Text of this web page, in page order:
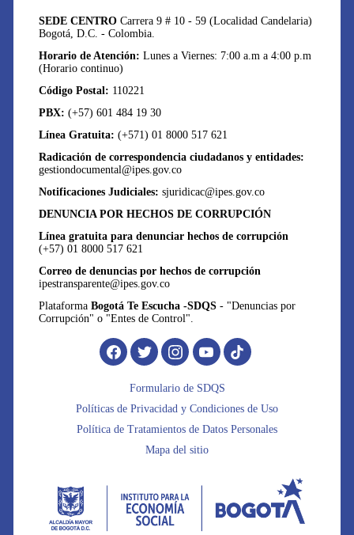
SEDE CENTRO Carrera 9 # 10 - 59 (Localidad Candelaria)
Bogotá, D.C. - Colombia.
Horario de Atención: Lunes a Viernes: 7:00 a.m a 4:00 p.m
(Horario continuo)
Código Postal: 110221
PBX: (+57) 601 484 19 30
Línea Gratuita: (+571) 01 8000 517 621
Radicación de correspondencia ciudadanos y entidades:
gestiondocumental@ipes.gov.co
Notificaciones Judiciales: sjuridicac@ipes.gov.co
DENUNCIA POR HECHOS DE CORRUPCIÓN
Línea gratuita para denunciar hechos de corrupción
(+57) 01 8000 517 621
Correo de denuncias por hechos de corrupción
ipestransparente@ipes.gov.co
Plataforma Bogotá Te Escucha -SDQS - "Denuncias por
Corrupción" o "Entes de Control".
Formulario de SDQS
Políticas de Privacidad y Condiciones de Uso
Política de Tratamientos de Datos Personales
Mapa del sitio